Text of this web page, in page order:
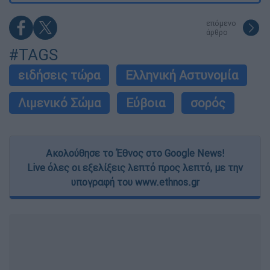
επόμενο
άρθρο
#TAGS
ειδήσεις τώρα
Ελληνική Αστυνομία
Λιμενικό Σώμα
Εύβοια σορός
Ακολούθησε το Έθνος στο Google News!
Live όλες οι εξελίξεις λεπτό προς λεπτό, με την
υπογραφή του www.ethnos.gr